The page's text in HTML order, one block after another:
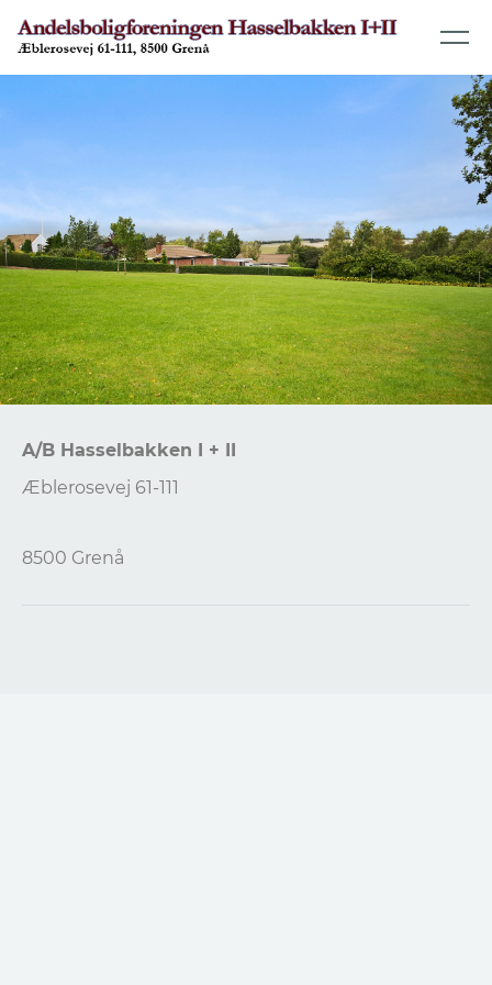
A/B Hasselbakken I + II
Æblerosevej 61-111
8500 Grenå